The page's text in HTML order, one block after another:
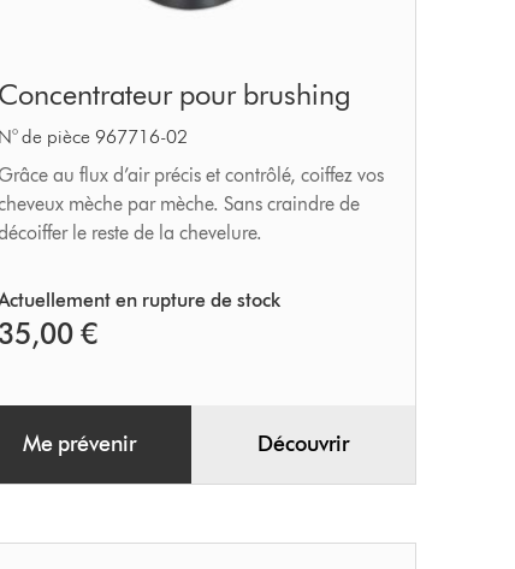
pour
brushing
Concentrateur pour brushing
N° de pièce 967716-02
au flux d’air précis et contrôlé, coiffez vos
mèche par mèche. Sans craindre de
le reste de la chevelure.
en rupture de stock
35,00 €
Me prévenir Découvrir